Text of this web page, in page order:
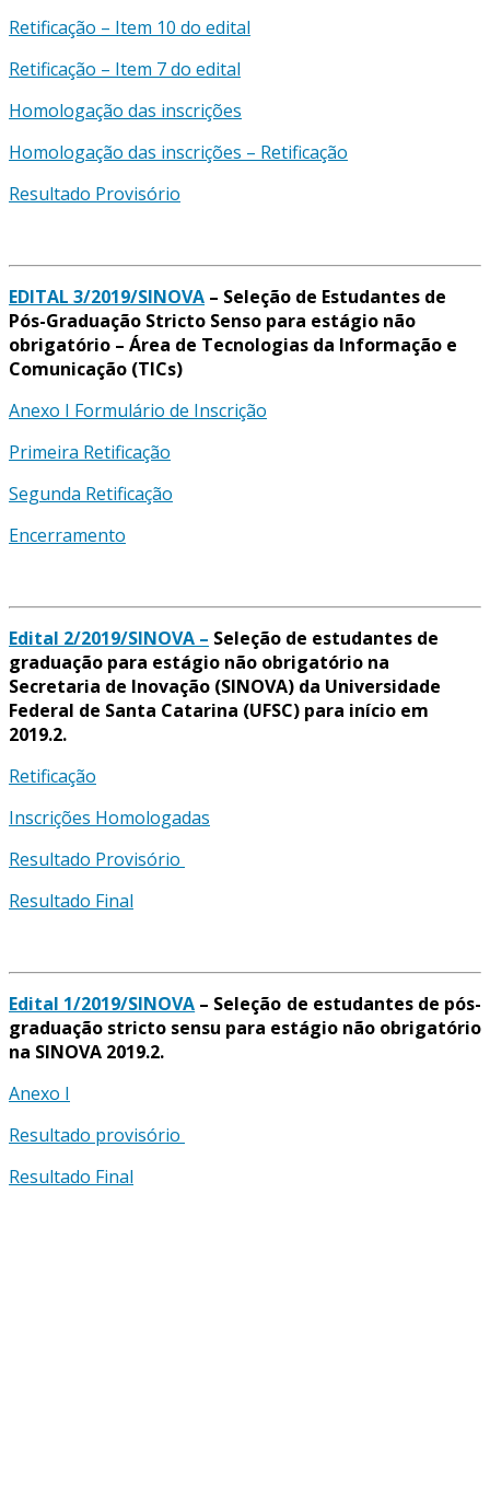
Retificação – Item 10 do edital
Retificação – Item 7 do edital
Homologação das inscrições
Homologação das inscrições – Retificação
Resultado Provisório
EDITAL 3/2019/SINOVA – Seleção de Estudantes de
Pós-Graduação Stricto Senso para estágio não
obrigatório – Área de Tecnologias da Informação e
Comunicação (TICs)
Anexo I Formulário de Inscrição
Primeira Retificação
Segunda Retificação
Encerramento
Edital 2/2019/SINOVA – Seleção de estudantes de
graduação para estágio não obrigatório na
Secretaria de Inovação (SINOVA) da Universidade
Federal de Santa Catarina (UFSC) para início em
2019.2.
Retificação
Inscrições Homologadas
Resultado Provisório
Resultado Final
Edital 1/2019/SINOVA – Seleção de estudantes de pós-
graduação stricto sensu para estágio não obrigatório
na SINOVA 2019.2.
Anexo I
Resultado provisório
Resultado Final